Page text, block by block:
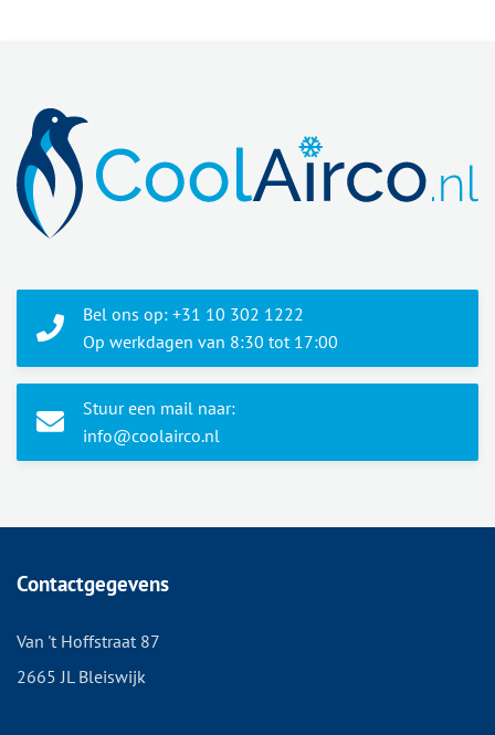
Bel ons op: +31 10 302 1222
Op werkdagen van 8:30 tot 17:00
Stuur een mail naar:
info@coolairco.nl
Contactgegevens
Van 't Hoffstraat 87
2665 JL Bleiswijk